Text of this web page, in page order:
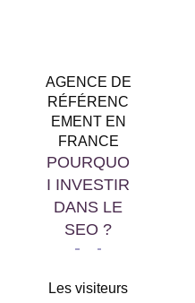
AGENCE DE
RÉFÉRENC
EMENT EN
FRANCE
POURQUO
I INVESTIR
DANS LE
SEO ?
Les visiteurs